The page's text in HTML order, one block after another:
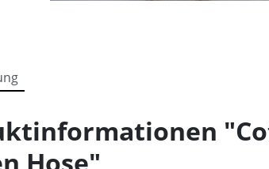
Hose"